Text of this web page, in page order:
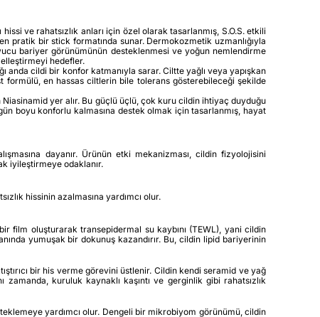
ve rahatsızlık anları için özel olarak tasarlanmış, S.O.S. etkili
pratik bir stick formatında sunar. Dermokozmetik uzmanlığıyla
bariyer görünümünün desteklenmesi ve yoğun nemlendirme
hedefler.
anda cildi bir konfor katmanıyla sarar. Ciltte yağlı veya yapışkan
formülü, en hassas ciltlerin bile tolerans gösterebileceği şekilde
yer alır. Bu güçlü üçlü, çok kuru cildin ihtiyaç duyduğu
boyu konforlu kalmasına destek olmak için tasarlanmış, hayat
dayanır. Ürünün etki mekanizması, cildin fizyolojisini
iyileştirmeye odaklanır.
hissinin azalmasına yardımcı olur.
film oluşturarak transepidermal su kaybını (TEWL), yani cildin
yumuşak bir dokunuş kazandırır. Bu, cildin lipid bariyerinin
bir his verme görevini üstlenir. Cildin kendi seramid ve yağ
kuruluk kaynaklı kaşıntı ve gerginlik gibi rahatsızlık
yardımcı olur. Dengeli bir mikrobiyom görünümü, cildin